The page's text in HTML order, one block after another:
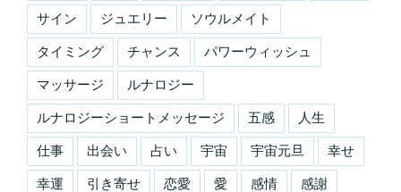
サイン ジュエリー ソウルメイト
タイミング チャンス パワーウィッシュ
マッサージ ルナロジー
ルナロジーショートメッセージ 五感 人生
仕事 出会い 占い 宇宙 宇宙元旦 幸せ
幸運 引き寄せ 恋愛 愛 感情 感謝